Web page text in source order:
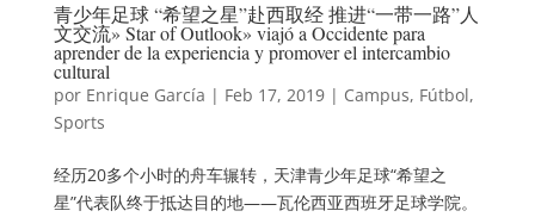
青少年足球 “希望之星”赴西取经 推进“一带一路”人
文交流» Star of Outlook» viajó a Occidente para
aprender de la experiencia y promover el intercambio
cultural
por Enrique García | Feb 17, 2019| Campus, Fútbol,
Sports
经历20多个小时的舟车辗转，天津青少年足球“希望之
星”代表队终于抵达目的地——瓦伦西亚西班牙足球学院。